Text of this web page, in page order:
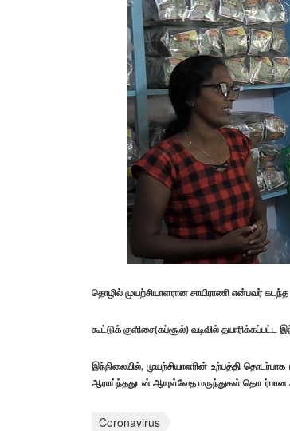
தொழில் முயற்சியாளரான சாயிராணி என்பவர்
கூட்டுக் குளிசை(கப்சூல்) வடிவில் தயாரிக்கப்பட்ட
இந்நிலையில், முயற்சியாளரின் உற்பத்தி
ஆராய்ந்ததுடன் ஆயுள்வேத மருந்துகள்
Coronavirus